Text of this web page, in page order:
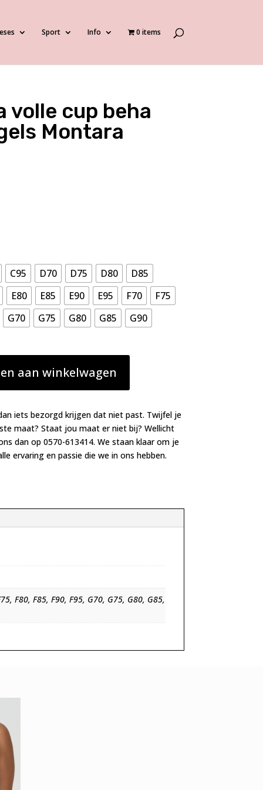
Sport Info 0 items
volle cup beha
Montara
C95 D70 D75 D80
D85
E80
E85 E90 E95 F70
F75
G70
G75 G80 G85 G90
aan winkelwagen
iets bezorgd krijgen dat niet past. Twijfel je
maat? Staat jou maat er niet bij? Wellicht
dan op 0570-613414. We staan klaar om je
ervaring en passie die we in ons hebben.
F80, F85, F90, F95, G70, G75, G80, G85,